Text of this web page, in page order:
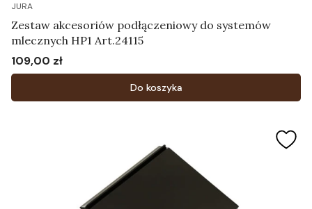
JURA
Zestaw akcesoriów podłączeniowy do systemów
mlecznych HP1 Art.24115
Cena
109,00 zł
Do koszyka